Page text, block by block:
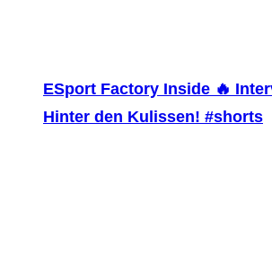
ESport Factory Inside 🔥
Hinter den Kulissen! #shorts